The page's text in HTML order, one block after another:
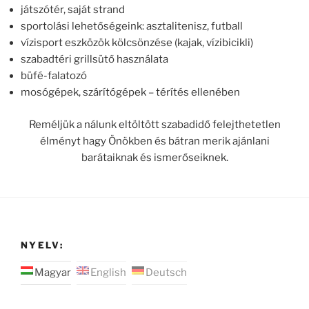
játszótér, saját strand
sportolási lehetőségeink: asztalitenisz, futball
vízisport eszközök kölcsönzése (kajak, vízibicikli)
szabadtéri grillsütő használata
büfé-falatozó
mosógépek, szárítógépek – térítés ellenében
Reméljük a nálunk eltöltött szabadidő felejthetetlen
élményt hagy Önökben és bátran merik ajánlani
barátaiknak és ismerőseiknek.
NYELV:
Magyar English Deutsch